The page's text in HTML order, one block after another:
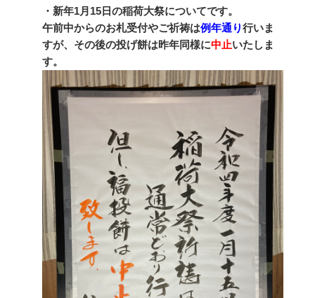
・新年1月15日の稲荷大祭についてです。
午前中からのお札受付やご祈祷は例年通り行いま
すが、その後の投げ餅は昨年同様に中止いたしま
す。